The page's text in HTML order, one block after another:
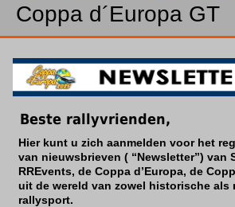
Coppa d´Europa GT
Beste rallyvrienden,
Hier kunt u zich aanmelden voor het
van nieuwsbrieven ( “Newsletter”) van
RREvents, de Coppa d’Europa, de
uit de wereld van zowel historische als
rallysport.